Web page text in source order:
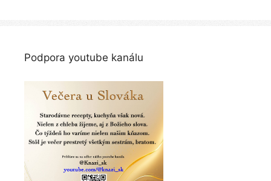
Podpora youtube kanálu